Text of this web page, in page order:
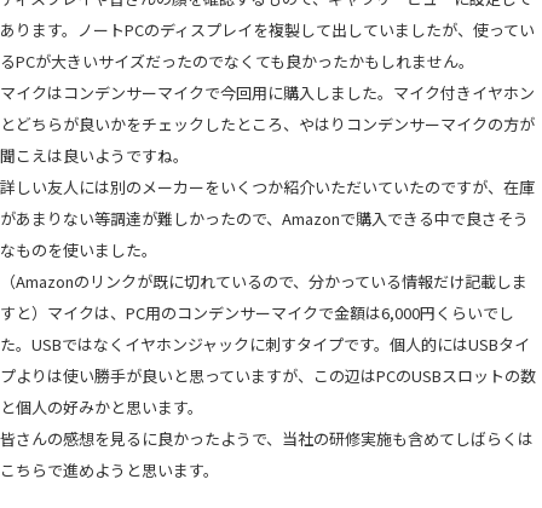
あります。ノートPCのディスプレイを複製して出していましたが、使ってい
るPCが大きいサイズだったのでなくても良かったかもしれません。
マイクはコンデンサーマイクで今回用に購入しました。マイク付きイヤホン
とどちらが良いかをチェックしたところ、やはりコンデンサーマイクの方が
聞こえは良いようですね。
詳しい友人には別のメーカーをいくつか紹介いただいていたのですが、在庫
があまりない等調達が難しかったので、Amazonで購入できる中で良さそう
なものを使いました。
（Amazonのリンクが既に切れているので、分かっている情報だけ記載しま
すと）マイクは、PC用のコンデンサーマイクで金額は6,000円くらいでし
た。USBではなくイヤホンジャックに刺すタイプです。個人的にはUSBタイ
プよりは使い勝手が良いと思っていますが、この辺はPCのUSBスロットの数
と個人の好みかと思います。
皆さんの感想を見るに良かったようで、当社の研修実施も含めてしばらくは
こちらで進めようと思います。